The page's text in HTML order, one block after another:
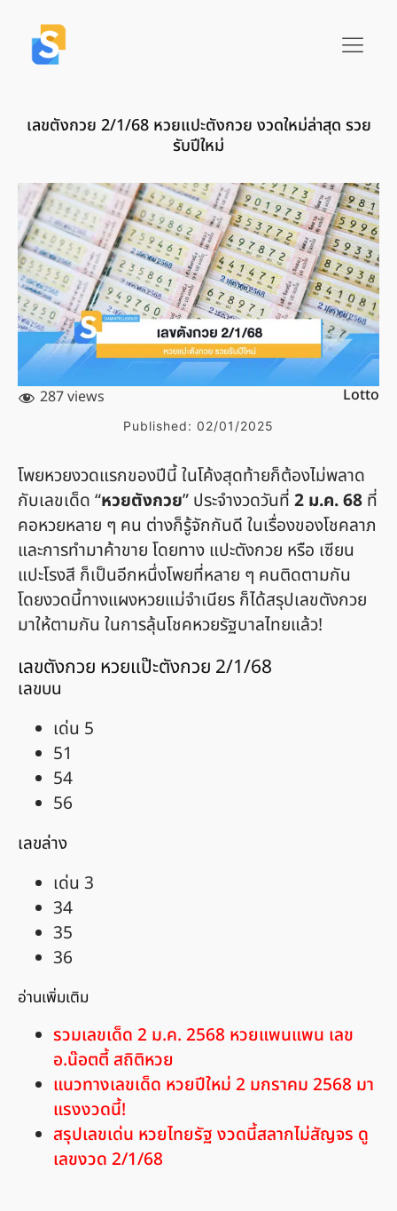
เลขตังกวย 2/1/68 หวยแปะตังกวย งวดใหม่ล่าสุด รวย
รับปีใหม่
287 views Lotto
Published: 02/01/2025
โพยหวยงวดแรกของปีนี้ ในโค้งสุดท้ายก็ต้องไม่พลาด
กับเลขเด็ด “หวยตังกวย” ประจำงวดวันที่ 2 ม.ค. 68 ที่
คอหวยหลาย ๆ คน ต่างก็รู้จักกันดี ในเรื่องของโชคลาภ
และการทำมาค้าขาย โดยทาง แปะตังกวย หรือ เซียน
แปะโรงสี ก็เป็นอีกหนึ่งโพยที่หลาย ๆ คนติดตามกัน
โดยงวดนี้ทางแผงหวยแม่จำเนียร ก็ได้สรุปเลขตังกวย
มาให้ตามกัน ในการลุ้นโชคหวยรัฐบาลไทยแล้ว!
เลขตังกวย หวยแป๊ะตังกวย 2/1/68
เลขบน
เด่น 5
51
54
56
เลขล่าง
เด่น 3
34
35
36
อ่านเพิ่มเติม
รวมเลขเด็ด 2 ม.ค. 2568 หวยแพนแพน เลข
อ.น๊อตตี้ สถิติหวย
แนวทางเลขเด็ด หวยปีใหม่ 2 มกราคม 2568 มา
แรงงวดนี้!
สรุปเลขเด่น หวยไทยรัฐ งวดนี้สลากไม่สัญจร ดู
เลขงวด 2/1/68